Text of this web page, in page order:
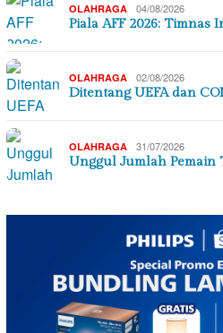
OLAHRAGA 04/08/2026
Piala AFF 2026: Timnas
OLAHRAGA 02/08/2026
Ditentang UEFA dan
OLAHRAGA 31/07/2026
Unggul Jumlah Pemain